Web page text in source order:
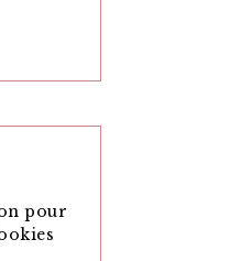
pour